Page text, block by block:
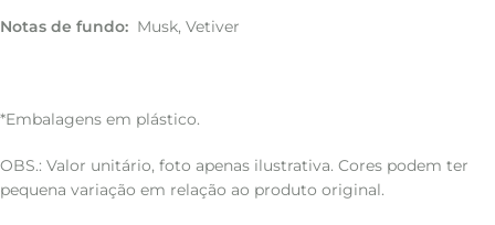
Notas de fundo: Musk, Vetiver
*Embalagens em plástico.
OBS.: Valor unitário, foto apenas ilustrativa. Cores podem ter
pequena variação em relação ao produto original.